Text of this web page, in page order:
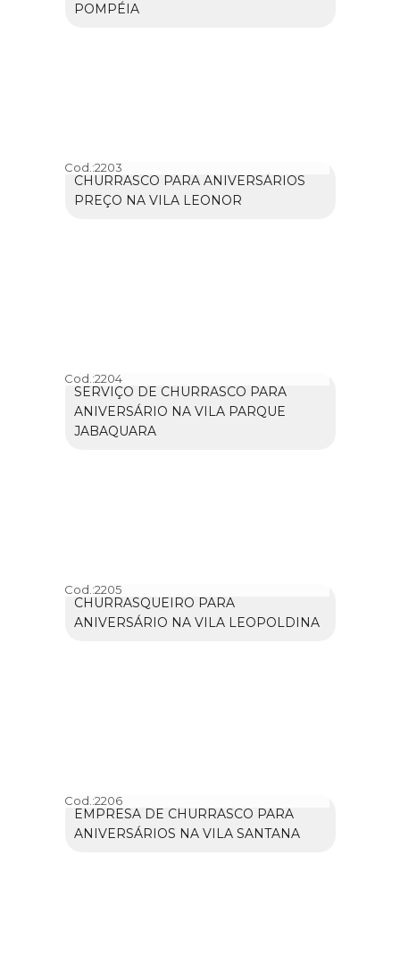
POMPÉIA
Cod.:2203
CHURRASCO PARA ANIVERSÁRIOS
PREÇO NA VILA LEONOR
Cod.:2204
SERVIÇO DE CHURRASCO PARA
ANIVERSÁRIO NA VILA PARQUE
JABAQUARA
Cod.:2205
CHURRASQUEIRO PARA
ANIVERSÁRIO NA VILA LEOPOLDINA
Cod.:2206
EMPRESA DE CHURRASCO PARA
ANIVERSÁRIOS NA VILA SANTANA